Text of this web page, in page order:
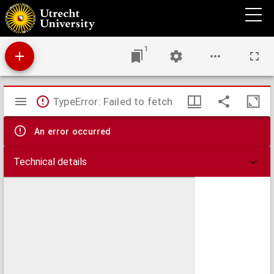
VOn Kirchen guetern. Wes deren besitz, vnd eigenthum seie. Wer die raube, oder recht
anlege, wol oder vbel brauche. Wie sie wider zůrecht Christlicher, vnd allen Stenden
nützlichster besitzung, anlage, vnd gebrauche, auffs aller fueglichest koenden bracht
werden. : Auch etwas vom newen Dialogo, jüngst wider die Protestierenden
außgangen. Mit ainem nutzen zů End angehenckten Register.
1
Mirador
viewer
TypeError: Failed to fetch
An error occurred
Technical details